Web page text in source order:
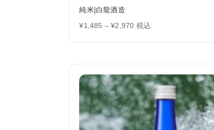
純米|白龍酒造
¥1,485 –¥2,970価
–
¥2,970
税込